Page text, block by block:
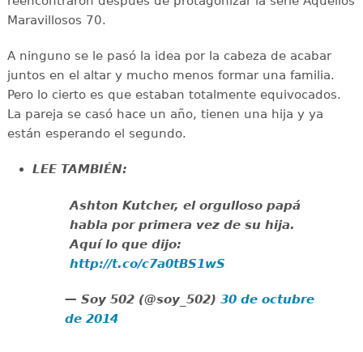
Maravillosos 70.
A ninguno se le pasó la idea por la cabeza de acabar
juntos en el altar y mucho menos formar una familia.
Pero lo cierto es que estaban totalmente equivocados.
La pareja se casó hace un año, tienen una hija y ya
están esperando el segundo.
LEE TAMBIÉN:
Ashton Kutcher, el orgulloso papá
habla por primera vez de su hija.
Aquí lo que dijo:
http://t.co/c7a0tBS1wS
— Soy 502 (@soy_502) 30 de octubre
de 2014